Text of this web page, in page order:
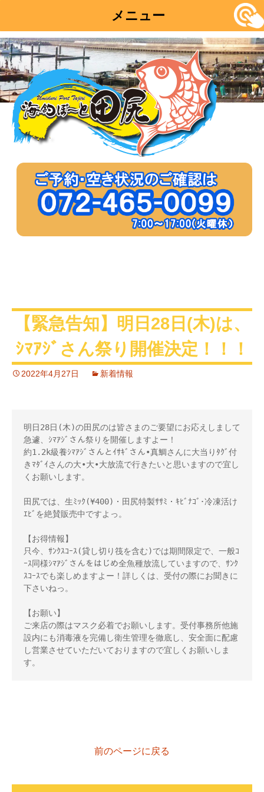
メニュー
コ
ン
テ
ン
ツ
【緊急告知】明日28日(木)は、
ｼﾏｱｼﾞさん祭り開催決定！！！
2022年4月27日 新着情報
明日28日(木)の田尻のは皆さまのご要望にお応えしまして
急遽、ｼﾏｱｼﾞさん祭りを開催しますよー！
約1.2k級養ｼﾏｱｼﾞさんとｲｻｷﾞさん•真鯛さんに大当りﾀｸﾞ付
きﾏﾀﾞｲさんの大•大•大放流で行きたいと思いますので宜し
くお願いします。
田尻では、生ﾐｯｸ(¥400)・田尻特製ｻｻﾐ・ｷﾋﾞﾅｺﾞ･冷凍活け
ｴﾋﾞを絶賛販売中ですよっ。
【お得情報】
只今、ｻﾝｸｽｺｰｽ(貸し切り筏を含む)では期間限定で、一般ｺ
ｰｽ同様ｼﾏｱｼﾞさんをはじめ全魚種放流していますので、ｻﾝｸ
ｽｺｰｽでも楽しめますよー！詳しくは、受付の際にお聞きに
下さいねっ。
【お願い】
ご来店の際はマスク必着でお願いします。受付事務所他施
設内にも消毒液を完備し衛生管理を徹底し、安全面に配慮
し営業させていただいておりますので宜しくお願いしま
す。
前のページに戻る